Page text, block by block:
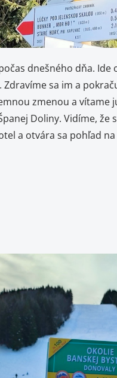
dnešného dňa. Ide
sa im a
zmenou a vítame
Doliny. Vidíme,
a otvára sa pohľad